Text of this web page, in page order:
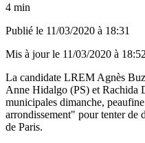
4 min
Publié le 11/03/2020 à 18:31
Mis à jour le 11/03/2020 à 18:52
La candidate LREM Agnès
Anne Hidalgo (PS) et Rachida
municipales dimanche,
arrondissement" pour tenter de
de Paris.